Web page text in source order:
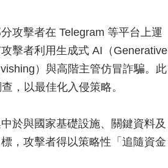
攻擊者在 Telegram 等平台上運
擊者利用生成式 AI（Generative
）與高階主管仿冒詐騙。此
，以最佳化入侵策略。
於與國家基礎設施、關鍵資料及
，攻擊者得以策略性「追隨資金